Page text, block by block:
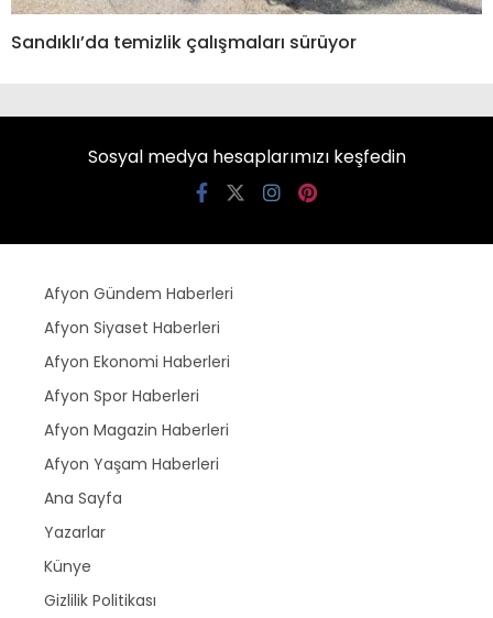
Sandıklı’da temizlik çalışmaları sürüyor
Sosyal medya hesaplarımızı keşfedin
Afyon Gündem Haberleri
Afyon Siyaset Haberleri
Afyon Ekonomi Haberleri
Afyon Spor Haberleri
Afyon Magazin Haberleri
Afyon Yaşam Haberleri
Ana Sayfa
Yazarlar
Künye
Gizlilik Politikası